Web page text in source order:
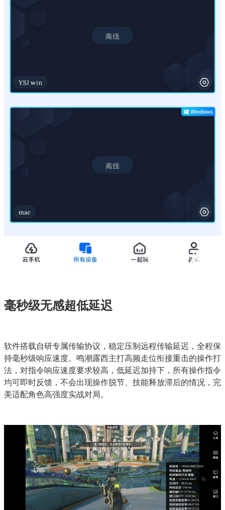
毫秒级无感超低延迟
软件搭载自研专属传输协议，稳定压制远程传输延迟，全程保
持毫秒级响应速度。鸣潮露西主打高频走位衔接重击的操作打
法，对指令响应速度要求较高，低延迟加持下，所有操作指令
均可即时反馈，不会出现操作脱节、技能释放滞后的情况，完
美适配角色高强度实战对局。